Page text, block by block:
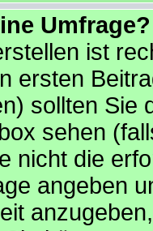
Umfrage?
ist
ersten
sollten Sie
sehen
nicht die
angeben